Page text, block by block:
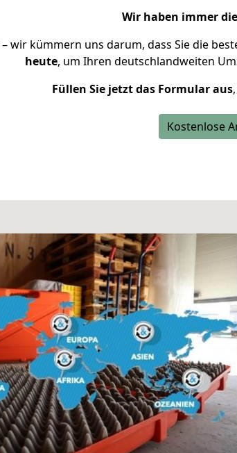
Wir haben immer
– wir kümmern uns darum, dass Sie die
heute, um Ihren deutschlandweiten
Füllen Sie jetzt das Formular aus
Kostenlose